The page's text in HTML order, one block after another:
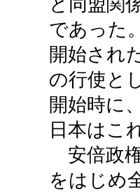
と同盟関
であった
開始され
の行使と
開始時に
日本はこ
安倍政
をはじめ